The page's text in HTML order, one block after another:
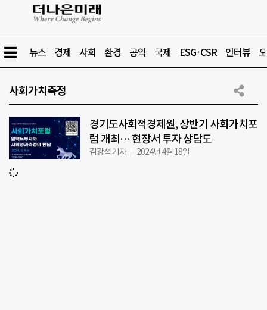
뉴스 경제 사회 환경 공익 국제 ESG·CSR 인터뷰
사회가치측정
경기도사회적경제원, 상반기 사회가치포
럼 개최… 현장서 투자 상담도
김강석 기자 2024년 4월 18일